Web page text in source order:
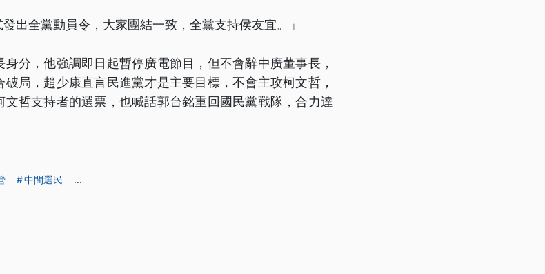
出全黨動員令，大家團結一致，全黨支持侯友宜。」
分，他強調即日起暫停廣電節目，但不會辭中廣董事長，
局，趙少康直言民進黨才是主要目標，不會主攻柯文哲，
哲支持者的選票，也喊話郭台銘重回國民黨戰隊，合力達
中間選民 ...